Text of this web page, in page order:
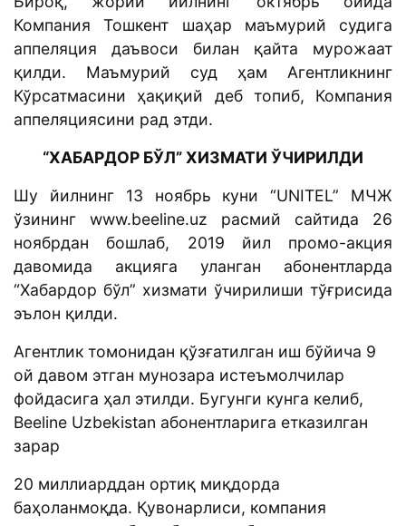
Компания Тошкент шаҳар маъмурий судига
аппеляция даъвоси билан қайта мурожаат
қилди. Маъмурий суд ҳам Агентликнинг
Кўрсатмасини ҳақиқий деб топиб, Компания
аппеляциясини рад этди.
“ХАБАРДОР БЎЛ” ХИЗМАТИ ЎЧИРИЛДИ
Шу йилнинг 13 ноябрь куни “UNITEL” МЧЖ
ўзининг www.beeline.uz расмий сайтида 26
ноябрдан бошлаб, 2019 йил промо-акция
давомида акцияга уланган абонентларда
“Хабардор бўл” хизмати ўчирилиши тўғрисида
эълон қилди.
Агентлик томонидан қўзғатилган иш бўйича 9
ой давом этган мунозара истеъмолчилар
фойдасига ҳал этилди. Бугунги кунга келиб,
Beeline Uzbekistan абонентларига етказилган
зарар
20 миллиарддан ортиқ миқдорда
баҳоланмоқда. Қувонарлиси, компания